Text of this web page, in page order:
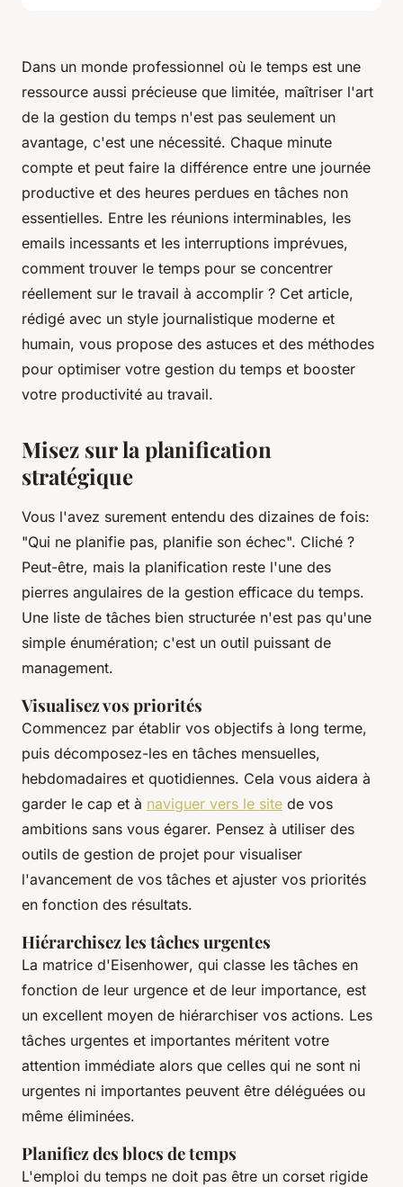
Dans un monde professionnel où le temps est une
ressource aussi précieuse que limitée, maîtriser l'art
de la gestion du temps n'est pas seulement un
avantage, c'est une nécessité. Chaque minute
compte et peut faire la différence entre une journée
productive et des heures perdues en tâches non
essentielles. Entre les réunions interminables, les
emails incessants et les interruptions imprévues,
comment trouver le temps pour se concentrer
réellement sur le travail à accomplir ? Cet article,
rédigé avec un style journalistique moderne et
humain, vous propose des astuces et des méthodes
pour optimiser votre gestion du temps et booster
votre productivité au travail.
Misez sur la planification
stratégique
Vous l'avez surement entendu des dizaines de fois:
"Qui ne planifie pas, planifie son échec". Cliché ?
Peut-être, mais la planification reste l'une des
pierres angulaires de la gestion efficace du temps.
Une liste de tâches bien structurée n'est pas qu'une
simple énumération; c'est un outil puissant de
management.
Visualisez vos priorités
Commencez par établir vos objectifs à long terme,
puis décomposez-les en tâches mensuelles,
hebdomadaires et quotidiennes. Cela vous aidera à
garder le cap et à naviguer vers le site de vos
ambitions sans vous égarer. Pensez à utiliser des
outils de gestion de projet pour visualiser
l'avancement de vos tâches et ajuster vos priorités
en fonction des résultats.
Hiérarchisez les tâches urgentes
La matrice d'Eisenhower, qui classe les tâches en
fonction de leur urgence et de leur importance, est
un excellent moyen de hiérarchiser vos actions. Les
tâches urgentes et importantes méritent votre
attention immédiate alors que celles qui ne sont ni
urgentes ni importantes peuvent être déléguées ou
même éliminées.
Planifiez des blocs de temps
L'emploi du temps ne doit pas être un corset rigide